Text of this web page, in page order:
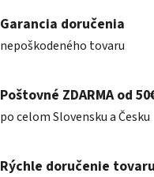
Garancia doručenia
nepoškodeného tovaru
Poštovné ZDARMA od
po celom Slovensku a Česku
Rýchle doručenie tovaru